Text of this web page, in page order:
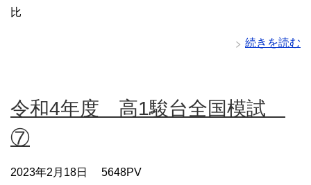
比
続きを読む
令和4年度 高1駿台全国模試
⑦
2023年2月18日 5648PV